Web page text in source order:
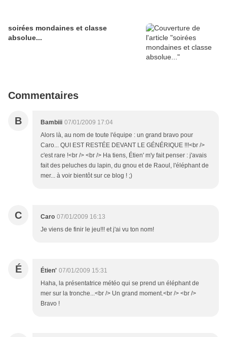
soirées mondaines et classe
absolue...
Commentaires
B Bambiii 07/01/2009 17:04
Alors là, au nom de toute l'équipe : un grand bravo pour
Caro... QUI EST RESTÉE DEVANT LE GÉNÉRIQUE !!!<br />
c'est rare !<br /> <br /> Ha tiens, Étien' m'y fait penser : j'avais
fait des peluches du lapin, du gnou et de Raoul, l'éléphant de
mer... à voir bientôt sur ce blog ! ;)
C Caro 07/01/2009 16:13
Je viens de finir le jeu!!! et j'ai vu ton nom!
É Étien' 07/01/2009 15:31
Haha, la présentatrice météo qui se prend un éléphant de
mer sur la tronche...<br /> Un grand moment.<br /> <br />
Bravo !